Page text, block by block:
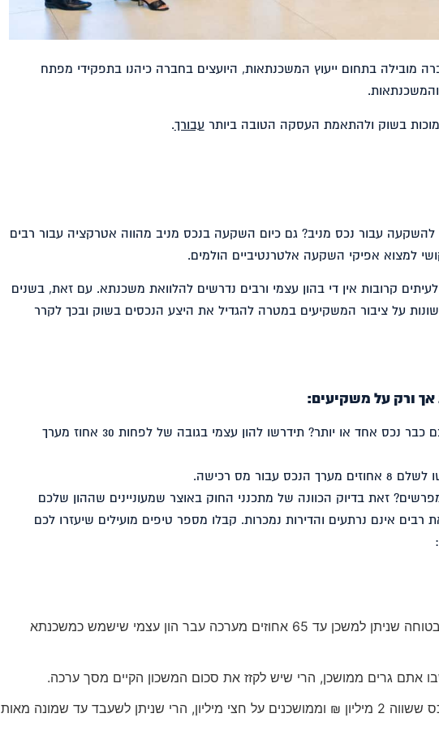
מובילה בתחום ייעוץ המשכנתאות, היועצים בחברה כיהנו בתפקידי מפתח
בשוק ולהתאמת העסקה הטובה ביותר עבורך.
עבור נכס מניב? גם כיום השקעה בנכס מניב מהווה אטרקציה עבור רבים
למצוא אפיקי השקעה אלטרנטיביים הולמים.
לעיתים קרובות אין די בהון עצמי ורבים נדרשים להלוואת משכנתא. עם זאת, בשנים
שונות על ציבור המשקיעים במטרה להגדיל את היצע הנכסים בשוק ובכך לקרר
אך ורק על משקיעים:
– יש לכם כבר נכס אחד או יותר? תידרשו להון עצמי בגובה של לפחות 30 אחוז מערך
הנכס עבור מס רכישה.
זאת בדיוק הכוונה של מתכנני החוק באוצר שמעוניינים שההון שלכם
רבים אינם נרתעים והדירות נמכרות. קבלו מספר טיפים מועילים שיעזרו לכם
דירת המגורים שלכם היא בטוחה שניתן למשכן עד 65 אחוזים מערכה עבר הון עצמי שישמש כמשכנתא
אתם גרים ממושכן, הרי שיש לקזז את סכום המשכון הקיים מסך ערכה.
אם לדוגמא אתם גרים בנכס ששווה 2 מיליון ₪ וממושכנים על חצי מיליון, הרי שניתן לשעבד עד שמונה מאות